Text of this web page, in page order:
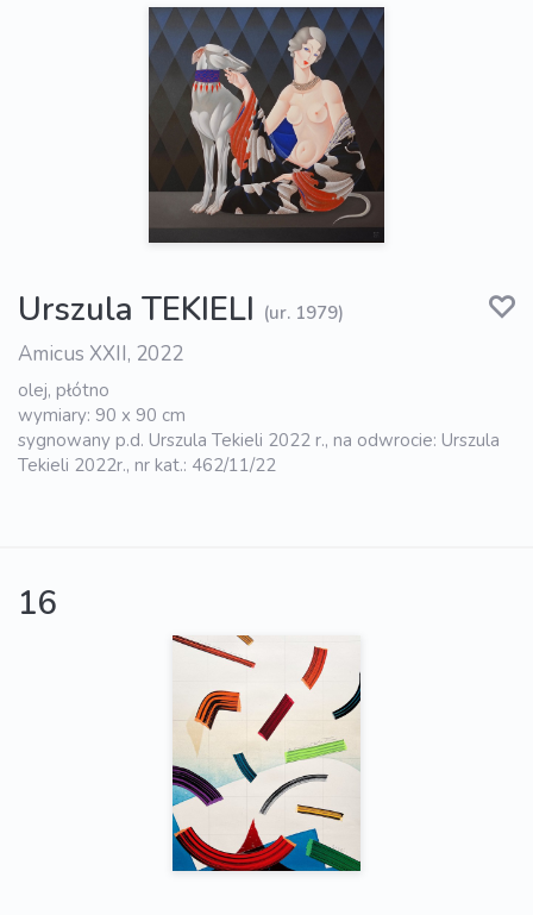
Urszula TEKIELI (ur. 1979)
Amicus XXII, 2022
olej, płótno
wymiary: 90 x 90 cm
sygnowany p.d. Urszula Tekieli 2022 r., na odwrocie: Urszula
Tekieli 2022r., nr kat.: 462/11/22
16